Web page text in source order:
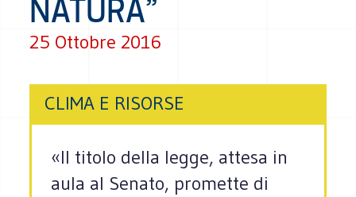
NATURA”
25 Ottobre 2016
CLIMA E RISORSE
«Il titolo della legge, attesa in
aula al Senato, promette di